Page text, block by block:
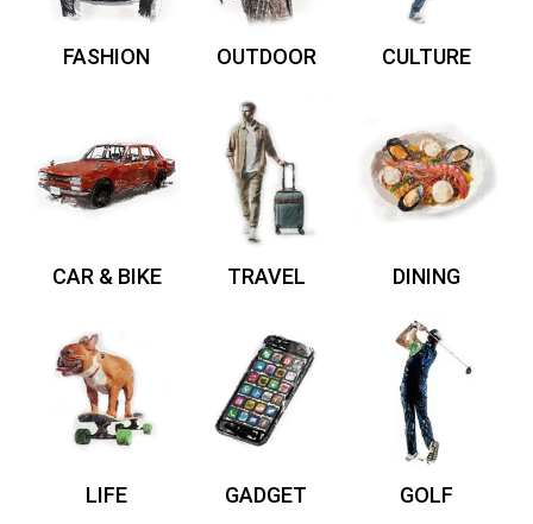
FASHION OUTDOOR CULTURE
CAR & BIKE TRAVEL DINING
LIFE GADGET GOLF